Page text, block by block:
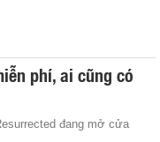
phí, ai cũng có
đang mở cửa